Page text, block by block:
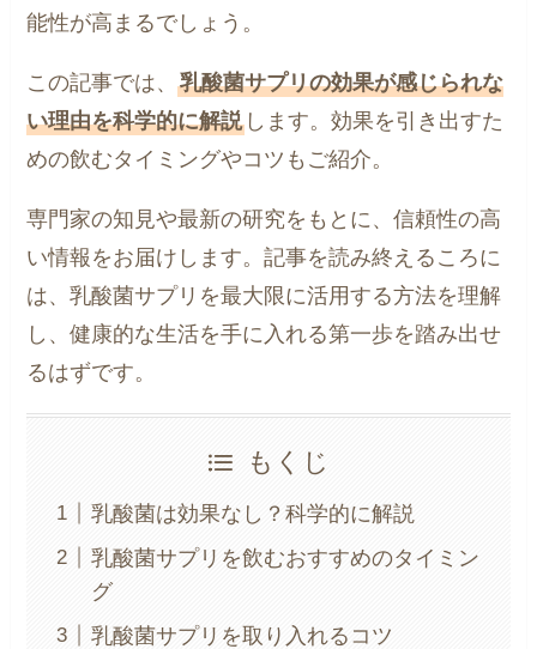
能性が高まるでしょう。
この記事では、乳酸菌サプリの効果が感じられな
い理由を科学的に解説 します。効果を引き出すた
めの飲むタイミングやコツもご紹介。
専門家の知見や最新の研究をもとに、信頼性の高
い情報をお届けします。記事を読み終えるころに
は、乳酸菌サプリを最大限に活用する方法を理解
し、健康的な生活を手に入れる第一歩を踏み出せ
るはずです。
もくじ
乳酸菌は効果なし？科学的に解説
乳酸菌サプリを飲むおすすめのタイミン
グ
乳酸菌サプリを取り入れるコツ